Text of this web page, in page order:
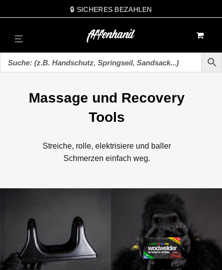
🔒 SICHERES BEZAHLEN
Massage und Recovery
Tools
Streiche, rolle, elektrisiere und baller
Schmerzen einfach weg.